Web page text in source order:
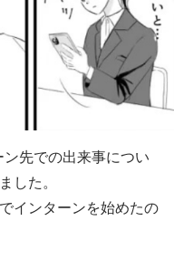
先での出来事につい
した。
インターンを始めたの